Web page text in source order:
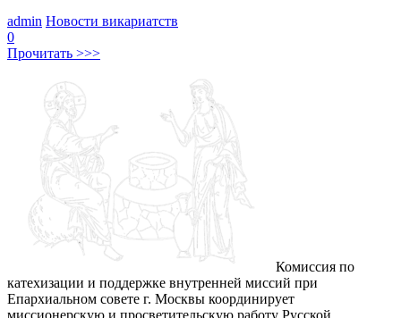
admin Новости викариатств
0
Прочитать >>>
Комиссия по
катехизации и поддержке внутренней миссий при
Епархиальном совете г. Москвы координирует